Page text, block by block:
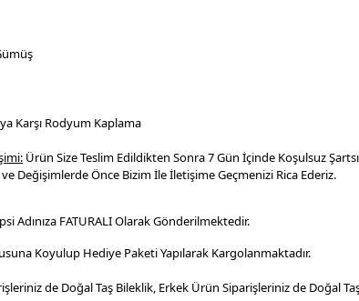
Karşı Rodyum Kaplama
Ürün Size Teslim Edildikten Sonra 7 Gün İçinde Koşulsuz
Değişimlerde Önce Bizim İle İletişime Geçmenizi Rica Ederiz.
Adınıza FATURALI Olarak Gönderilmektedir.
Koyulup Hediye Paketi Yapılarak Kargolanmaktadır.
de Doğal Taş Bileklik, Erkek Ürün Siparişleriniz de Doğal